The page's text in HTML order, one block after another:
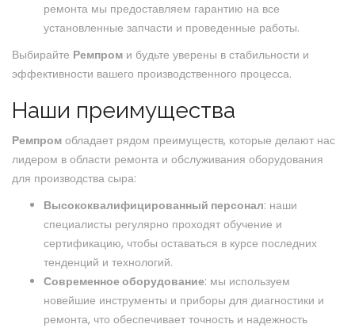
ремонта мы предоставляем гарантию на все
установленные запчасти и проведенные работы.
Выбирайте Ремпром и будьте уверены в стабильности и
эффективности вашего производственного процесса.
Наши преимущества
Ремпром обладает рядом преимуществ, которые делают нас
лидером в области ремонта и обслуживания оборудования
для производства сыра:
Высококвалифицированный персонал: наши
специалисты регулярно проходят обучение и
сертификацию, чтобы оставаться в курсе последних
тенденций и технологий.
Современное оборудование: мы используем
новейшие инструменты и приборы для диагностики и
ремонта, что обеспечивает точность и надежность